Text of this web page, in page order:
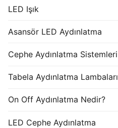
LED Işık
Asansör LED Aydınlatma
Cephe Aydınlatma Sistemleri
Tabela Aydınlatma Lambaları
On Off Aydınlatma Nedir?
LED Cephe Aydınlatma